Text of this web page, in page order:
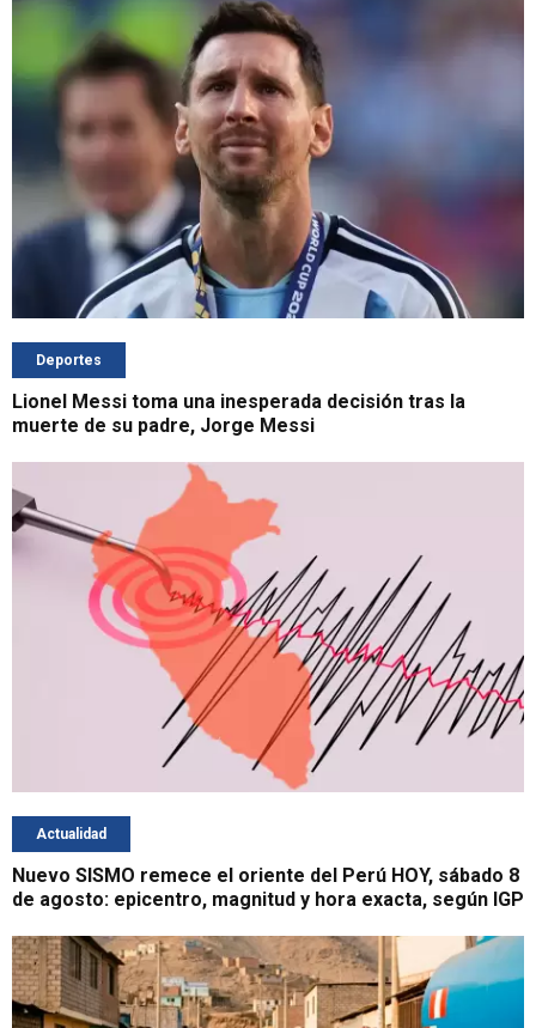
Deportes
Lionel Messi toma una inesperada decisión tras la
muerte de su padre, Jorge Messi
Actualidad
Nuevo SISMO remece el oriente del Perú HOY, sábado 8
de agosto: epicentro, magnitud y hora exacta, según IGP